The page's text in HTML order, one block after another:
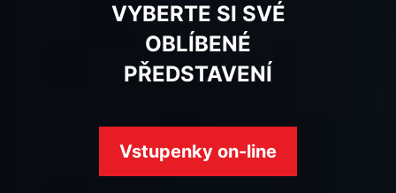
VYBERTE SI SVÉ
OBLÍBENÉ
PŘEDSTAVENÍ
Vstupenky on-line